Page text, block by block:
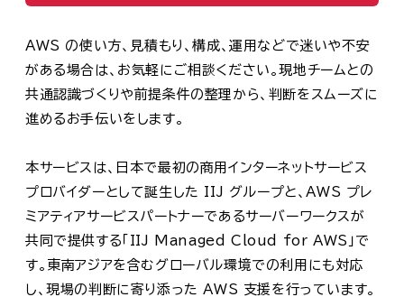
AWS の使い方、見積もり、構成、運用などで迷いや不安
がある場合は、お気軽にご相談ください。現地チームとの
共通認識づくりや前提条件の整理から、判断をスムーズに
進めるお手伝いをします。
本サービスは、日本で最初の商用インターネットサービス
プロバイダーとして誕生した IIJ グループと、AWS プレ
ミアティアサービスパートナーであるサーバーワークスが
共同で提供する「IIJ Managed Cloud for AWS」で
す。東南アジアを含むグローバル環境での利用にも対応
し、現場の判断に寄り添った AWS 支援を行っています。